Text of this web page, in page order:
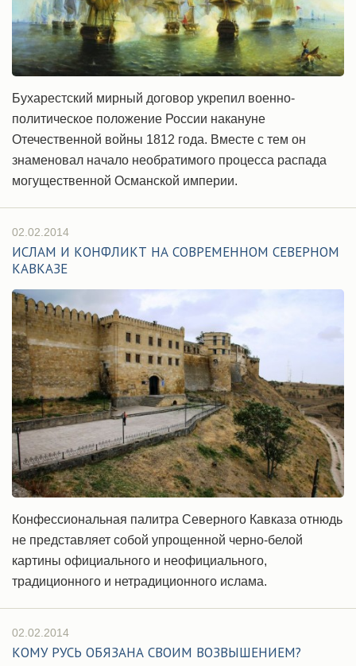
Бухарестский мирный договор укрепил военно-
политическое положение России накануне
Отечественной войны 1812 года. Вместе с тем он
знаменовал начало необратимого процесса распада
могущественной Османской империи.
02.02.2014
ИСЛАМ И КОНФЛИКТ НА СОВРЕМЕННОМ СЕВЕРНОМ
КАВКАЗЕ
Конфессиональная палитра Северного Кавказа отнюдь
не представляет собой упрощенной черно-белой
картины официального и неофициального,
традиционного и нетрадиционного ислама.
02.02.2014
КОМУ РУСЬ ОБЯЗАНА СВОИМ ВОЗВЫШЕНИЕМ?